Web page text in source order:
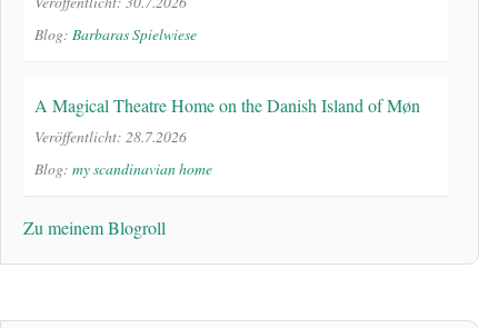
Blog: Barbaras Spielwiese
A Magical Theatre Home on the Danish Island of Møn
Veröffentlicht: 28.7.2026
Blog: my scandinavian home
Zu meinem Blogroll